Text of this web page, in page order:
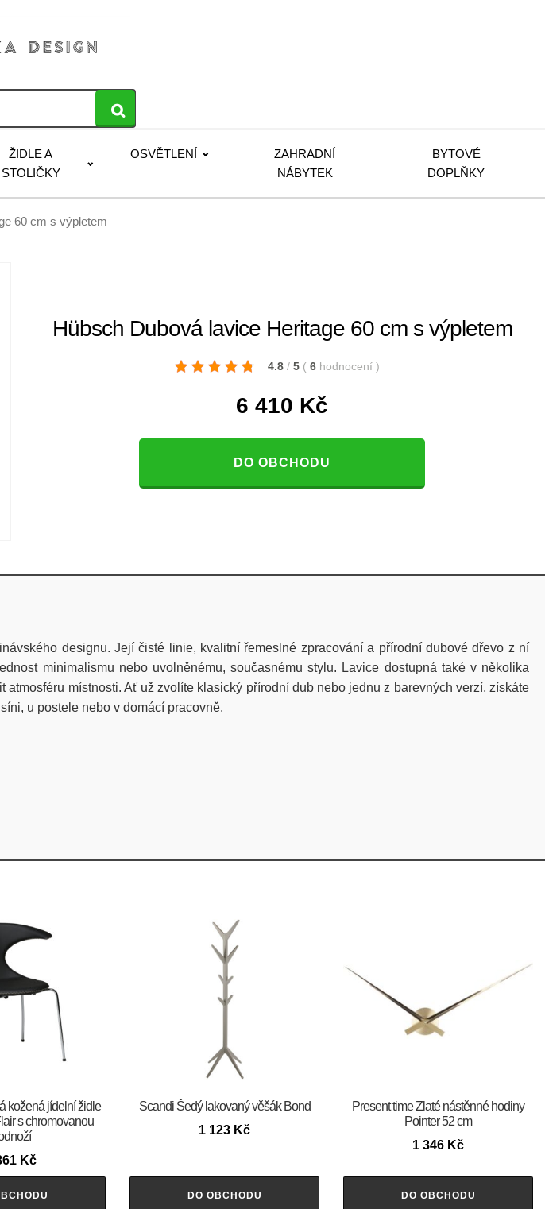
ŽIDLE A
STOLIČKY
OSVĚTLENÍ
ZAHRADNÍ
NÁBYTEK
BYTOVÉ
DOPLŇKY
60 cm s výpletem
Hübsch Dubová lavice Heritage 60 cm s výpletem
4.8 / 5 ( 6 hodnocení )
6 410 Kč
DO OBCHODU
designu. Její čisté linie, kvalitní řemeslné zpracování a přírodní dubové dřevo z ní
minimalismu nebo uvolněnému, současnému stylu. Lavice dostupná také v několika
místnosti. Ať už zvolíte klasický přírodní dub nebo jednu z barevných verzí, získáte
u postele nebo v domácí pracovně.
kožená jídelní židle
s chromovanou
Kč
Scandi Šedý lakovaný věšák Bond
1 123 Kč
DO OBCHODU
Present time Zlaté nástěnné hodiny
Pointer 52 cm
1 346 Kč
DO OBCHODU